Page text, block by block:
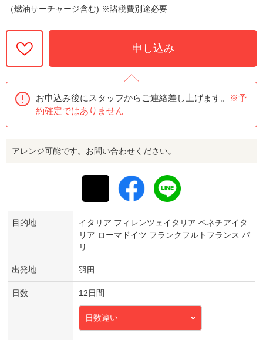
（燃油サーチャージ含む) ※諸税費別途必要
申し込み
お申込み後にスタッフからご連絡差し上げます。
※予
約確定ではありません
アレンジ可能です。お問い合わせください。
目的地
イタリア フィレンツェイタリア ベネチアイタ
リア ローマドイツ フランクフルトフランス パ
リ
出発地 羽田
日数 12日間
日数違い